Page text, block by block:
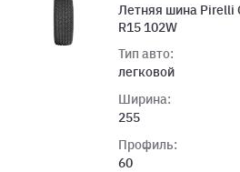
Летняя шина Pirelli
R15 102W
Тип авто:
легковой
Ширина:
255
Профиль:
60